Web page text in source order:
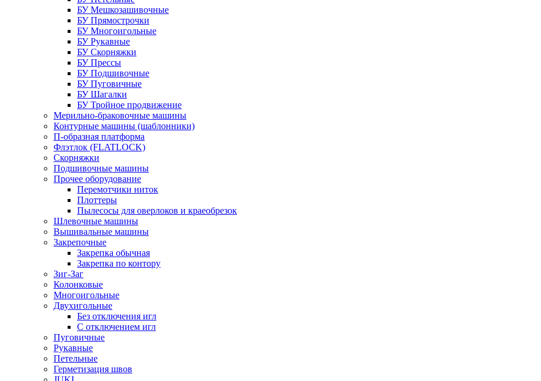
БУ Мешкозашивочные
БУ Прямострочки
БУ Многоигольные
БУ Рукавные
БУ Скорняжки
БУ Прессы
БУ Подшивочные
БУ Пуговичные
БУ Шагалки
БУ Тройное продвижение
Мерильно-браковочные машины
Контурные машины (шаблонники)
П-образная платформа
Флэтлок (FLATLOCK)
Скорняжки
Подшивочные машины
Прочее оборудование
Перемотчики ниток
Плоттеры
Пылесосы для оверлоков и краеобрезок
Шлевочные машины
Вышивальные машины
Закрепочные
Закрепка обычная
Закрепка по контору
Зиг-Заг
Колонковые
Многоигольные
Двухигольные
Без отключения игл
С отключением игл
Пуговичные
Рукавные
Петельные
Герметизация швов